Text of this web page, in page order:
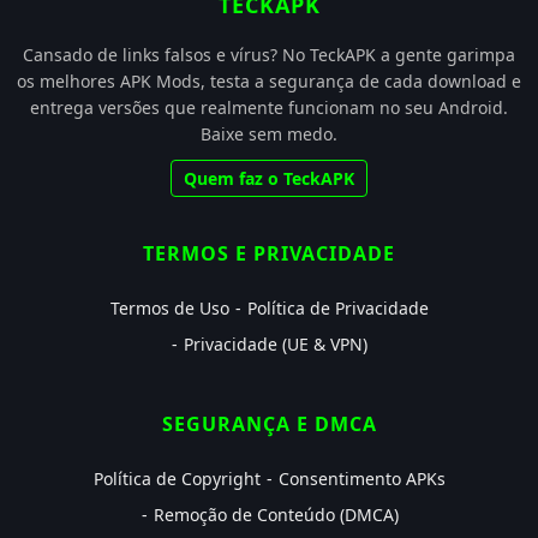
Cansado de links falsos e vírus? No TeckAPK a gente garimpa
os melhores APK Mods, testa a segurança de cada download e
entrega versões que realmente funcionam no seu Android.
Baixe sem medo.
Quem faz o TeckAPK
TERMOS E PRIVACIDADE
Termos de Uso
Política de Privacidade
Privacidade (UE & VPN)
SEGURANÇA E DMCA
Política de Copyright
Consentimento APKs
Remoção de Conteúdo (DMCA)